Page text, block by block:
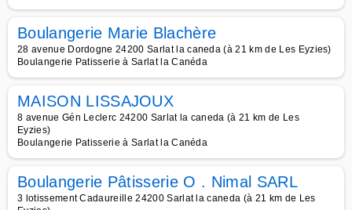
Boulangerie Marie Blachère
28 avenue Dordogne 24200 Sarlat la caneda (à 21 km de Les Eyzies)
Boulangerie Patisserie à Sarlat la Canéda
MAISON LISSAJOUX
8 avenue Gén Leclerc 24200 Sarlat la caneda (à 21 km de Les
Eyzies)
Boulangerie Patisserie à Sarlat la Canéda
Boulangerie Pâtisserie O . Nimal SARL
3 lotissement Cadaureille 24200 Sarlat la caneda (à 21 km de Les